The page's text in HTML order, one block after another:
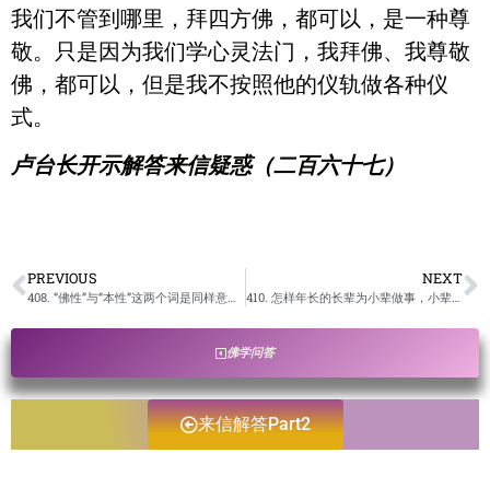
我们不管到哪里，拜四方佛，都可以，是一种尊
敬。只是因为我们学心灵法门，我拜佛、我尊敬
佛，都可以，但是我不按照他的仪轨做各种仪
式。
卢台长开示解答来信疑惑（二百六十七）
PREVIOUS NEXT
410. 怎样年长的长辈为小辈做事，小辈不会觉得消福了呢？ /卢台长开示解答来信疑惑
佛学问答
来信解答Part2